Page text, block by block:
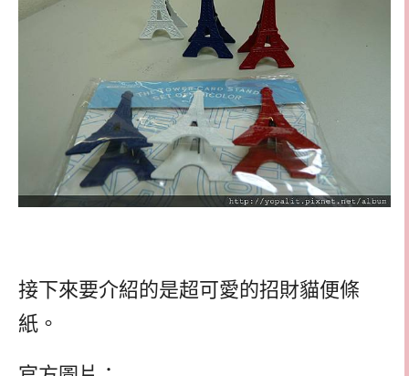
接下來要介紹的是超可愛的招財貓便條
紙。